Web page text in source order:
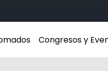
Congresos y